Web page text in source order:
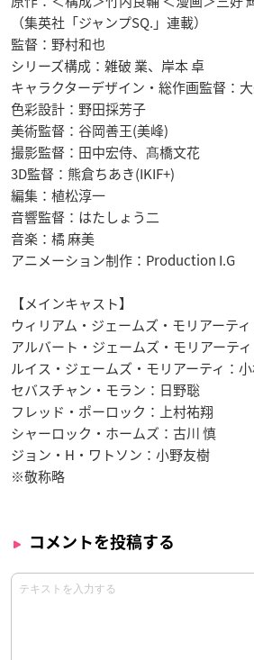
（集英社「ジャンプSQ.」連載）
監督：野村和也
シリーズ構成：雑破 業、岸本 卓
キャラクターデザイン・総作画監督：
色彩設計：野田採芳子
美術監督：谷岡善王(美峰)
撮影監督：田中宏侍、髙橋文花
3D監督：熊倉ちあき(IKIF+)
編集：植松淳一
音響監督：はたしょう二
音楽：橘 麻美
アニメーション制作：Production I.G
【メインキャスト】
ウィリアム・ジェームズ・モリアーテ
アルバート・ジェームズ・モリアーテ
ルイス・ジェームズ・モリアーティ：
セバスチャン・モラン：日野聡
フレッド・ポーロック：上村祐翔
シャーロック・ホームズ：古川 慎
ジョン・H・ワトソン：小野友樹
※敬称略
コメントを投稿する